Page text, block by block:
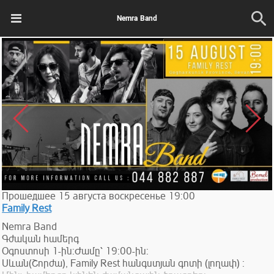
Nemra Band
Прошедшее 15 августа воскресенье 19:00
Family Rest
Nemra Band
Գժական համերգ
Օգոստոսի 1-ին:Ժամը՝ 19:00-ին:
Սևան(Շորժա), Family Rest հանգստյան գոտի (լողափ) :